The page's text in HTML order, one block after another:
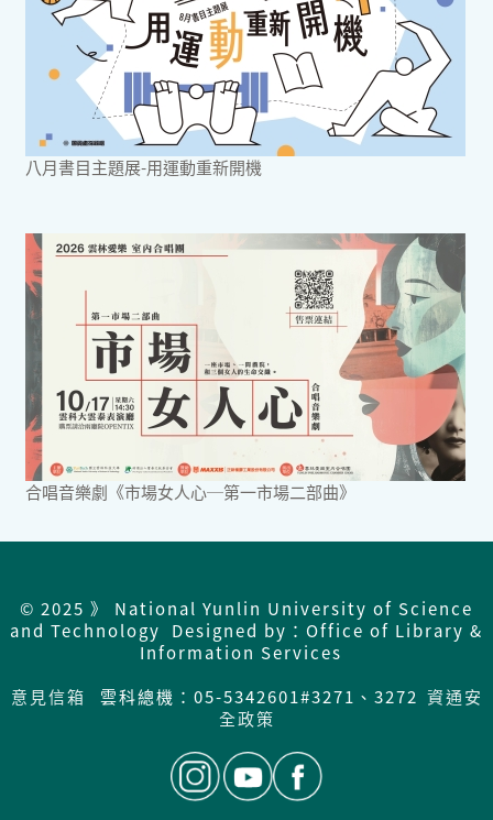
八月書目主題展-用運動重新開機
合唱音樂劇《市場女人心─第一市場二部曲》
© 2025 》 National Yunlin University of Science
and Technology Designed by：Office of Library &
Information Services
意見信箱
雲科總機：05-5342601#3271、3272 資通安
全政策